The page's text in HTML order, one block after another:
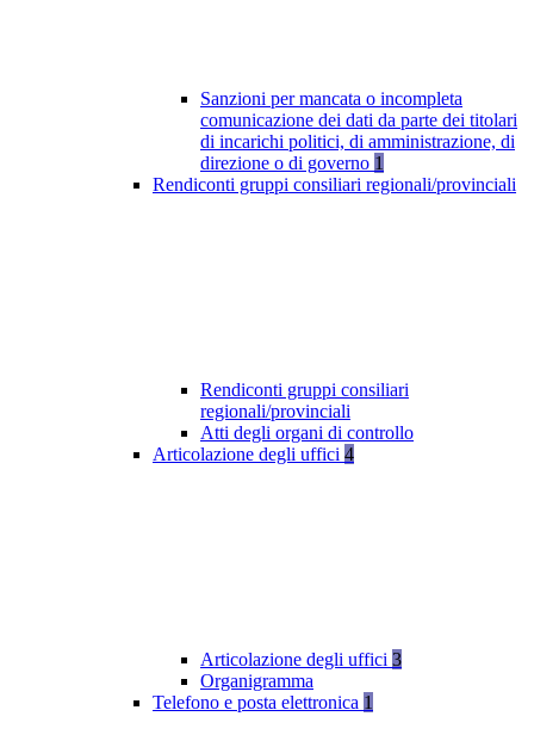
Sanzioni per mancata o incompleta
comunicazione dei dati da parte dei titolari
di incarichi politici, di amministrazione, di
direzione o di governo 1
Rendiconti gruppi consiliari regionali/provinciali
Rendiconti gruppi consiliari
regionali/provinciali
Atti degli organi di controllo
Articolazione degli uffici 4
Articolazione degli uffici 3
Organigramma
Telefono e posta elettronica 1